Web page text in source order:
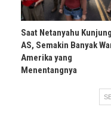
Saat Netanyahu
AS, Semakin Banyak
Amerika yang
Menentangnya